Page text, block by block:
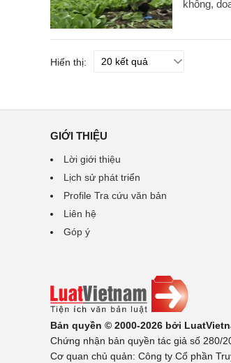
không,
Hiển thị:
GIỚI THIỆU
Lời giới thiệu
Lịch sử phát triển
Profile Tra cứu văn bản
Liên hệ
Góp ý
Bản quyền © 2000-2026 bởi
Chứng nhận bản quyền tác giả số 280/
Cơ quan chủ quản: Công ty Cổ phần